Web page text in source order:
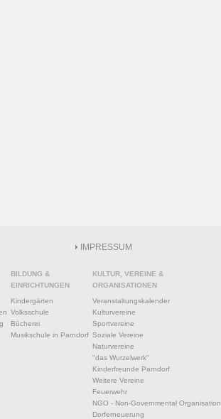
IMPRESSUM
BILDUNG &
EINRICHTUNGEN
Kindergärten
Volksschule
Bücherei
Musikschule in Parndorf
KULTUR, VEREINE &
ORGANISATIONEN
Veranstaltungskalender
Kulturvereine
Sportvereine
Soziale Vereine
Naturvereine
"das Wurzelwerk"
Kinderfreunde Parndorf
Weitere Vereine
Feuerwehr
NGO - Non-Governmental Organisation
Dorferneuerung